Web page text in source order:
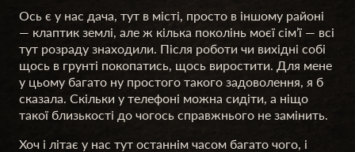
Ось є у нас дача, тут в місті, просто в іншому районі
— клаптик землі, але ж кілька поколінь моєї сім’ї — всі
тут розраду знаходили. Після роботи чи вихідні собі
щось в грунті покопатись, щось виростити. Для мене
у цьому багато ну простого такого задоволення, я б
сказала. Скільки у телефоні можна сидіти, а ніщо
такої близькості до чогось справжнього не замінить.
Хоч і літає у нас тут останнім часом багато чого, і